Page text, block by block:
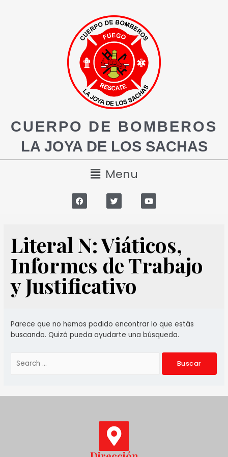
CUERPO DE BOMBEROS
LA JOYA DE LOS SACHAS
Menu
Literal N: Viáticos,
Informes de Trabajo
y Justificativo
Parece que no hemos podido encontrar lo que estás
buscando. Quizá pueda ayudarte una búsqueda.